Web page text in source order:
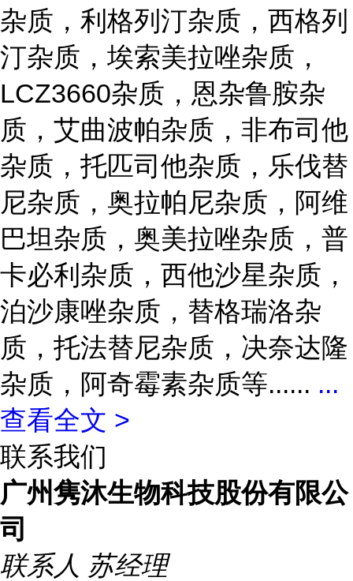
杂质，利格列汀杂质，西格列
汀杂质，埃索美拉唑杂质，
LCZ3660杂质，恩杂鲁胺杂
质，艾曲波帕杂质，非布司他
杂质，托匹司他杂质，乐伐替
尼杂质，奥拉帕尼杂质，阿维
巴坦杂质，奥美拉唑杂质，普
卡必利杂质，西他沙星杂质，
泊沙康唑杂质，替格瑞洛杂
质，托法替尼杂质，决奈达隆
杂质，阿奇霉素杂质等...... ...
查看全文 >
联系我们
广州隽沐生物科技股份有限公
司
联系人 苏经理